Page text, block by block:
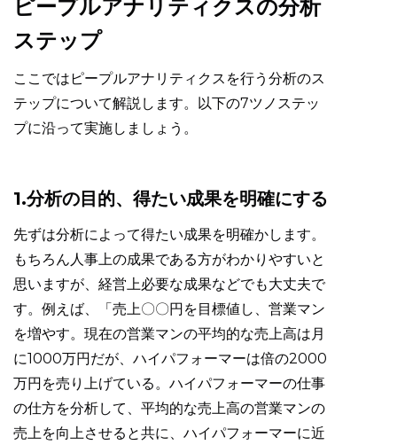
ピープルアナリティクスの分析
ステップ
ここではピープルアナリティクスを行う分析のス
テップについて解説します。以下の7ツノステッ
プに沿って実施しましょう。
1.分析の目的、得たい成果を明確にする
先ずは分析によって得たい成果を明確かします。
もちろん人事上の成果である方がわかりやすいと
思いますが、経営上必要な成果などでも大丈夫で
す。例えば、「売上〇〇円を目標値し、営業マン
を増やす。現在の営業マンの平均的な売上高は月
に1000万円だが、ハイパフォーマーは倍の2000
万円を売り上げている。ハイパフォーマーの仕事
の仕方を分析して、平均的な売上高の営業マンの
売上を向上させると共に、ハイパフォーマーに近